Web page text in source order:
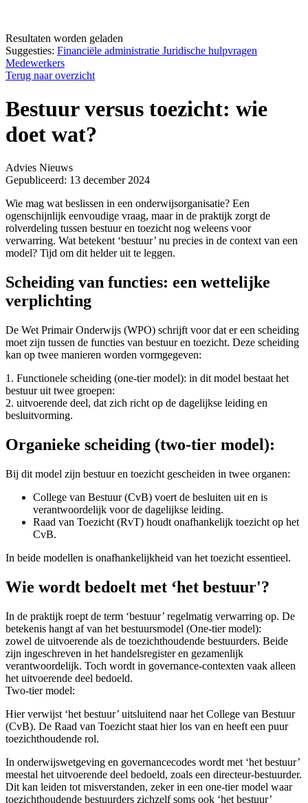
Resultaten worden geladen
Suggesties: Financiële administratie Juridische hulpvragen
Medewerkers
Terug naar overzicht
Bestuur versus toezicht: wie
doet wat?
Advies Nieuws
Gepubliceerd: 13 december 2024
Wie mag wat beslissen in een onderwijsorganisatie? Een
ogenschijnlijk eenvoudige vraag, maar in de praktijk zorgt de
rolverdeling tussen bestuur en toezicht nog weleens voor
verwarring. Wat betekent ‘bestuur’ nu precies in de context van een
model? Tijd om dit helder uit te leggen.
Scheiding van functies: een wettelijke
verplichting
De Wet Primair Onderwijs (WPO) schrijft voor dat er een scheiding
moet zijn tussen de functies van bestuur en toezicht. Deze scheiding
kan op twee manieren worden vormgegeven:
1. Functionele scheiding (one-tier model): in dit model bestaat het
bestuur uit twee groepen:
2. uitvoerende deel, dat zich richt op de dagelijkse leiding en
besluitvorming.
Organieke scheiding (two-tier model):
Bij dit model zijn bestuur en toezicht gescheiden in twee organen:
College van Bestuur (CvB) voert de besluiten uit en is
verantwoordelijk voor de dagelijkse leiding.
Raad van Toezicht (RvT) houdt onafhankelijk toezicht op het
CvB.
In beide modellen is onafhankelijkheid van het toezicht essentieel.
Wie wordt bedoelt met ‘het bestuur'?
In de praktijk roept de term ‘bestuur’ regelmatig verwarring op. De
betekenis hangt af van het bestuursmodel (One-tier model):
zowel de uitvoerende als de toezichthoudende bestuurders. Beide
zijn ingeschreven in het handelsregister en gezamenlijk
verantwoordelijk. Toch wordt in governance-contexten vaak alleen
het uitvoerende deel bedoeld.
Two-tier model:
Hier verwijst ‘het bestuur’ uitsluitend naar het College van Bestuur
(CvB). De Raad van Toezicht staat hier los van en heeft een puur
toezichthoudende rol.
In onderwijswetgeving en governancecodes wordt met ‘het bestuur’
meestal het uitvoerende deel bedoeld, zoals een directeur-bestuurder.
Dit kan leiden tot misverstanden, zeker in een one-tier model waar
toezichthoudende bestuurders zichzelf soms ook ‘het bestuur’